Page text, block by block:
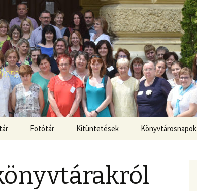
Fotótár Kitüntetések Könyvtárosnapok